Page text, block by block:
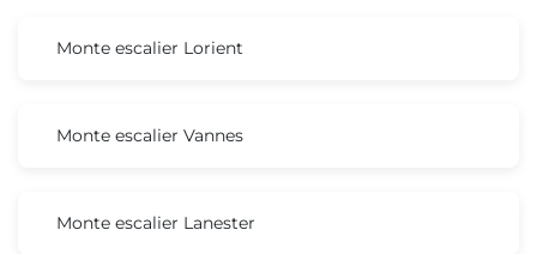
Monte escalier Lorient
Monte escalier Vannes
Monte escalier Lanester